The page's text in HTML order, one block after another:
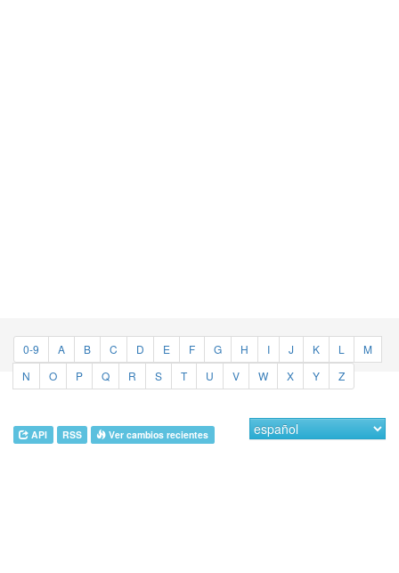
0-9 A B C D E F G H I J K L
M
N
O P Q R S T U V W X Y Z
API RSS Ver cambios recientes